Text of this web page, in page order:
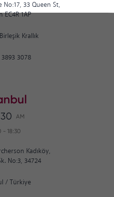
33 Queen St,
1AP
Birleşik Krallık
3078
AM
- 18:30
Kadıköy,
No:3, 34724
/ Türkiye